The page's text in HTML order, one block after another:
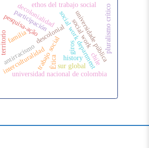
social work
history
social work department
universidad nacional de colombia
trabajo social
descolonial
sur global
interculturalidad
decolonialidad
giros
chile
pesquisa-ação universidade pública
antirracismo
pluralismo crítico
Ética
familia
territorio
ethos del trabajo social
participación